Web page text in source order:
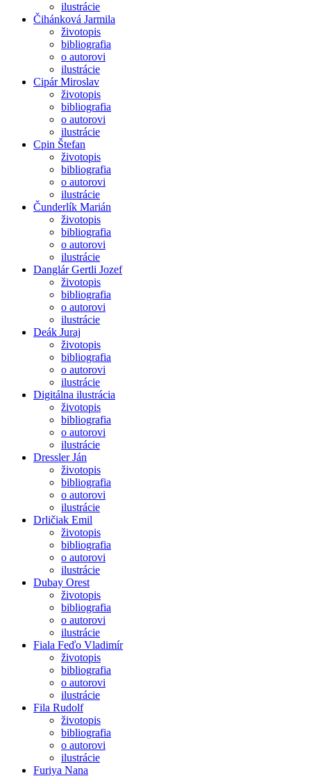
ilustrácie
Čihánková Jarmila
životopis
bibliografia
o autorovi
ilustrácie
Cipár Miroslav
životopis
bibliografia
o autorovi
ilustrácie
Cpin Štefan
životopis
bibliografia
o autorovi
ilustrácie
Čunderlík Marián
životopis
bibliografia
o autorovi
ilustrácie
Danglár Gertli Jozef
životopis
bibliografia
o autorovi
ilustrácie
Deák Juraj
životopis
bibliografia
o autorovi
ilustrácie
Digitálna ilustrácia
životopis
bibliografia
o autorovi
ilustrácie
Dressler Ján
životopis
bibliografia
o autorovi
ilustrácie
Drličiak Emil
životopis
bibliografia
o autorovi
ilustrácie
Dubay Orest
životopis
bibliografia
o autorovi
ilustrácie
Fiala Feďo Vladimír
životopis
bibliografia
o autorovi
ilustrácie
Fila Rudolf
životopis
bibliografia
o autorovi
ilustrácie
Furiya Nana